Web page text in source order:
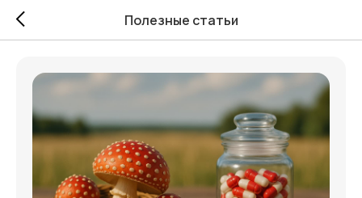
Полезные статьи